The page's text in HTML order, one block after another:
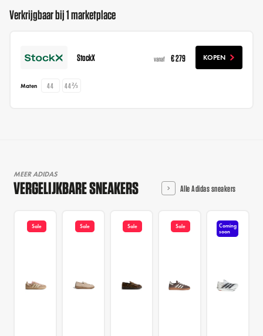
Verkrijgbaar bij 1 marketplace
StockX vanaf € 279 KOPEN
Maten 44 44⅔
MEER ADIDAS
VERGELIJKBARE SNEAKERS Alle Adidas sneakers
Sale Sale Sale Sale
Coming
soon